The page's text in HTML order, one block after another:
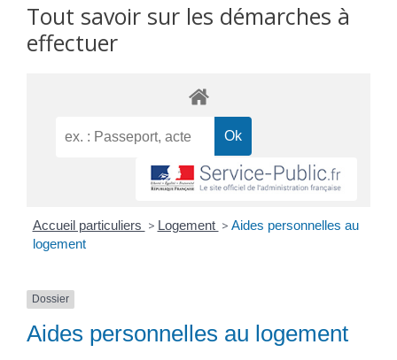
Tout savoir sur les démarches à
effectuer
Accueil particuliers > Logement > Aides personnelles au
logement
Dossier
Aides personnelles au logement